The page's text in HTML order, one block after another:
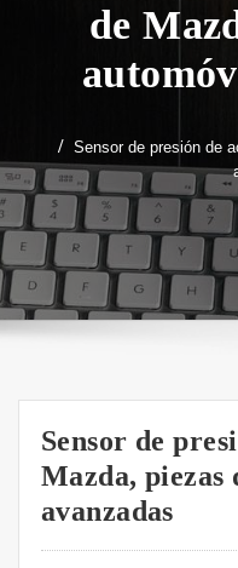
de
Sensor de presión de
Sensor de
Mazda, piezas
avanzadas